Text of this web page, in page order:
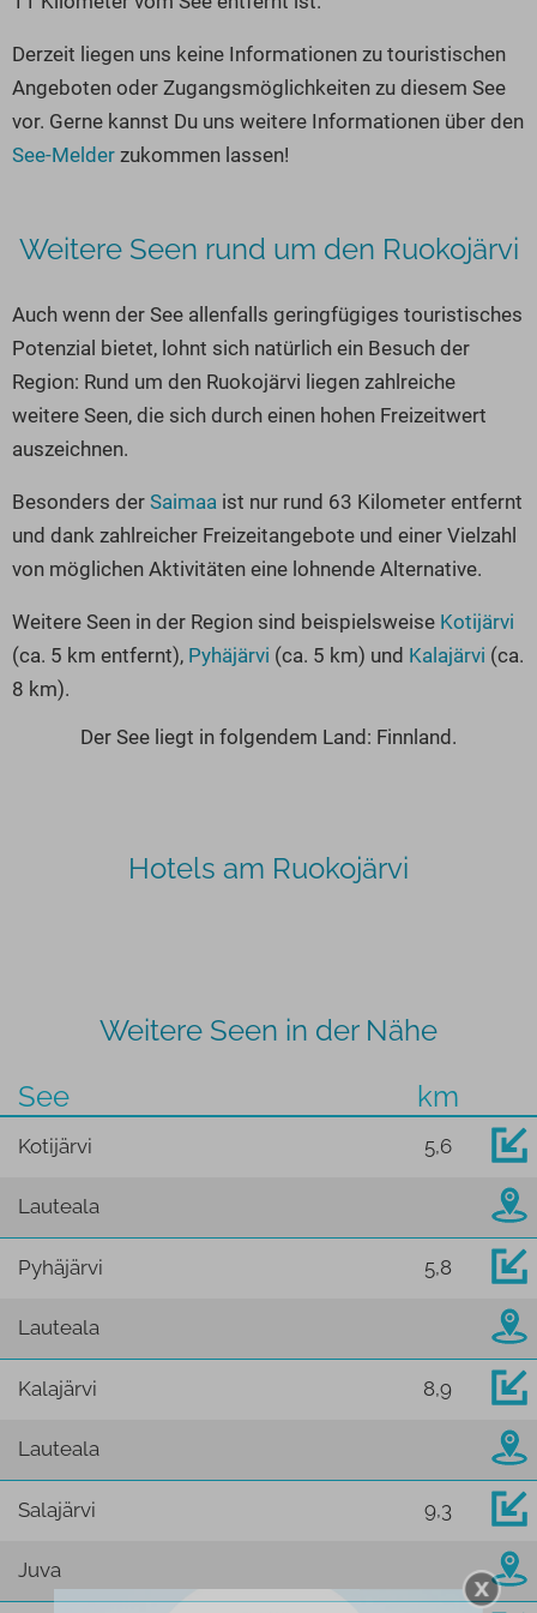
Glamping
Seen in Europa
Österreich
Schweiz
Frankreich
Norwegen
alle Länder…
Derzeit liegen uns keine Informationen zu touristischen
Angeboten oder Zugangsmöglichkeiten zu diesem See
vor. Gerne kannst Du uns weitere Informationen über den
See-Melder zukommen lassen!
Weitere Seen rund um den Ruokojärvi
Auch wenn der See allenfalls geringfügiges touristisches
Potenzial bietet, lohnt sich natürlich ein Besuch der
Region: Rund um den Ruokojärvi liegen zahlreiche
weitere Seen, die sich durch einen hohen Freizeitwert
auszeichnen.
Besonders der Saimaa ist nur rund 63 Kilometer entfernt
und dank zahlreicher Freizeitangebote und einer Vielzahl
von möglichen Aktivitäten eine lohnende Alternative.
Weitere Seen in der Region sind beispielsweise Kotijärvi
(ca. 5 km entfernt), Pyhäjärvi (ca. 5 km) und Kalajärvi (ca.
8 km).
Der See liegt in folgendem Land: Finnland.
Hotels am Ruokojärvi
Weitere Seen in der Nähe
See
km
Kotijärvi 5,6
Lauteala
Pyhäjärvi 5,8
Lauteala
Kalajärvi 8,9
Lauteala
Salajärvi 9,3
Juva